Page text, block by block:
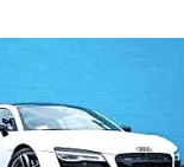
роскошный
сетей
Роскошный
второй